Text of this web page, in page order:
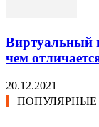
Виртуальный
чем
20.12.2021
ПОПУЛЯРНЫЕ